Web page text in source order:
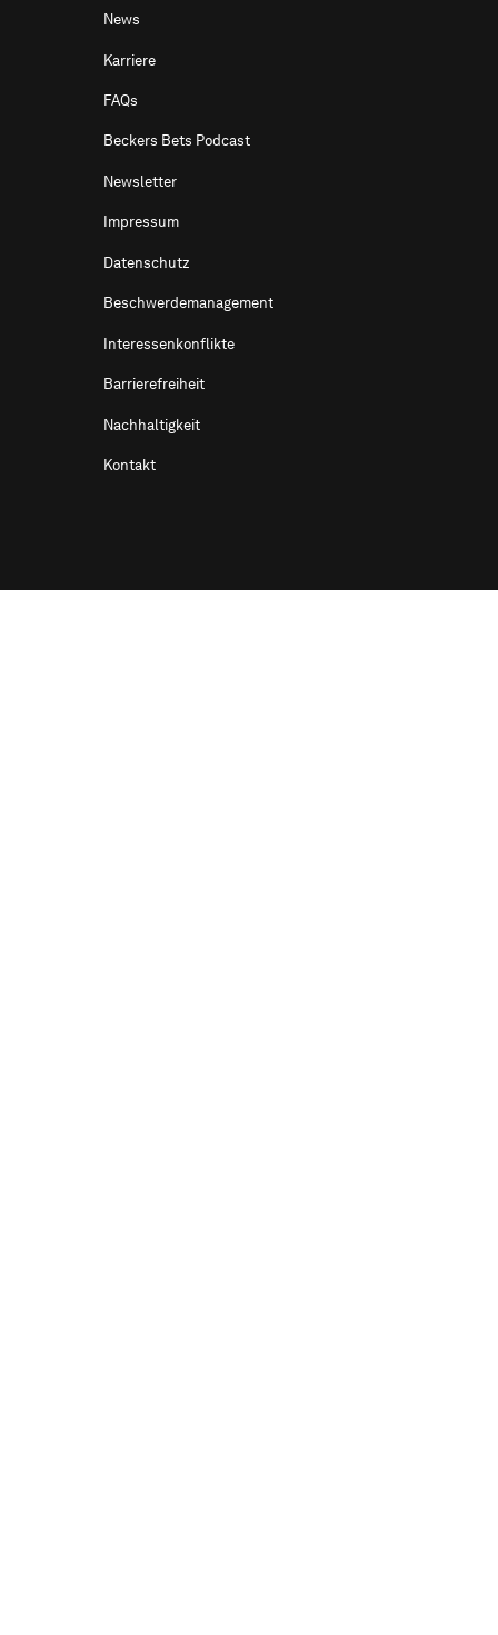
News
Karriere
FAQs
Beckers Bets Podcast
Newsletter
Impressum
Datenschutz
Beschwerdemanagement
Interessenkonflikte
Barrierefreiheit
Nachhaltigkeit
Kontakt